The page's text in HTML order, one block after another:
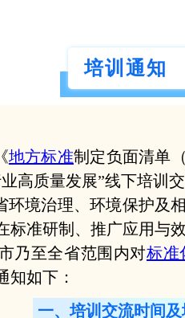
培训通
地方标准制定负面清单
高质量发展”线下培训交
环境治理、环境保护及
准研制、推广应用与
乃至全省范围内对标准
知如下：
一、培训交流时